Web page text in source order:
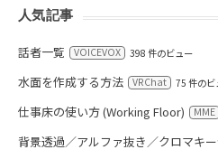
人気記事
話者一覧 VOICEVOX 398 件のビュー
水面を作成する方法 VRChat 75 件のビ
仕事床の使い方 (Working Floor) MME
背景透過／アルファ抜き／クロマキ